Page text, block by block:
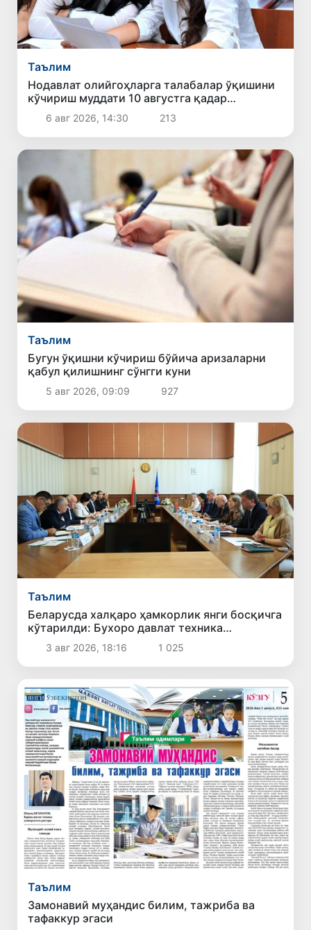
Таълим
Нодавлат олийгоҳларга талабалар ўқишини
кўчириш муддати 10 августга қадар
узайтирилди
6 авг 2026, 14:30 213
Таълим
Бугун ўқишни кўчириш бўйича аризаларни
қабул қилишнинг сўнгги куни
5 авг 2026, 09:09 927
Таълим
Беларусда халқаро ҳамкорлик янги босқичга
кўтарилди: Бухоро давлат техника
университети делегациясининг хизмат
сафари самарали якунланди
3 авг 2026, 18:16 1 025
Таълим
Замонавий муҳандис билим, тажриба ва
тафаккур эгаси